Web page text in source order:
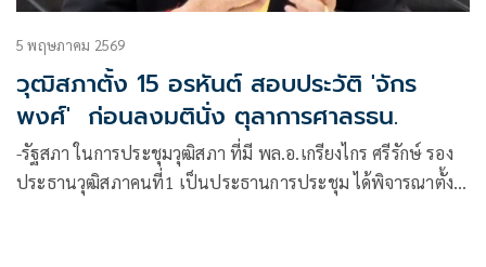
5 พฤษภาคม 2569
วุฒิสภาตั้ง 15 อรหันต์ สอบประวัติ 'จักร
พงศ์' ก่อนลงมตินั่ง ตุลาการศาลรธน.
-รัฐสภา ในการประชุมวุฒิสภา ที่มี พล.อ.เกรียงไกร ศรีรักษ์ รอง
ประธานวุฒิสภาคนที่1 เป็นประธานการประชุม ได้พิจารณาตั้ง